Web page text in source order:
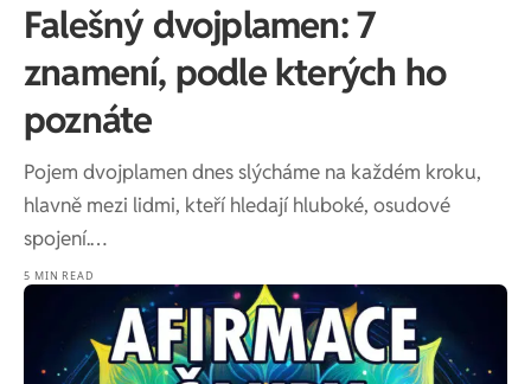
Falešný dvojplamen: 7
znamení, podle kterých ho
poznáte
Pojem dvojplamen dnes slýcháme na každém kroku,
hlavně mezi lidmi, kteří hledají hluboké, osudové
spojení.…
5 MIN READ